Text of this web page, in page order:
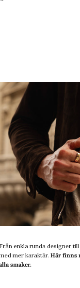
Från enkla runda designer
mer karaktär.Här finns
smaker.